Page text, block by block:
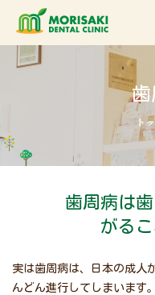
歯
ト
歯周病は
がる
実は歯周病は、日本の成人
んどん進行してしまいます